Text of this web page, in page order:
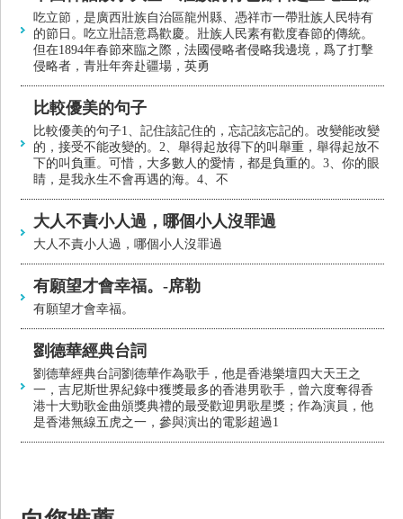
吃立節，是廣西壯族自治區龍州縣、憑祥市一帶壯族人民特有
的節日。吃立壯語意爲歡慶。壯族人民素有歡度春節的傳統。
但在1894年春節來臨之際，法國侵略者侵略我邊境，爲了打擊
侵略者，青壯年奔赴疆場，英勇
比較優美的句子
比較優美的句子1、記住該記住的，忘記該忘記的。改變能改變
的，接受不能改變的。2、舉得起放得下的叫舉重，舉得起放不
下的叫負重。可惜，大多數人的愛情，都是負重的。3、你的眼
睛，是我永生不會再遇的海。4、不
大人不責小人過，哪個小人沒罪過
大人不責小人過，哪個小人沒罪過
有願望才會幸福。-席勒
有願望才會幸福。
劉德華經典台詞
劉德華經典台詞劉德華作為歌手，他是香港樂壇四大天王之
一，吉尼斯世界紀錄中獲獎最多的香港男歌手，曾六度奪得香
港十大勁歌金曲頒獎典禮的最受歡迎男歌星獎；作為演員，他
是香港無線五虎之一，參與演出的電影超過1